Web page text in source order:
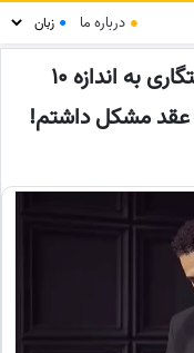
● درباره ما ●
فیلم/جواد خواجوی: مراسم خواستگاری به اندازه 10
عقد مشکل داشتم!